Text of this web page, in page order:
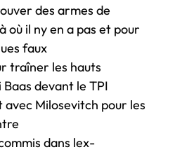
des armes de
il ny en a pas et pour
faux
traîner les hauts
devant le TPI
Milosevitch pour les
dans lex-